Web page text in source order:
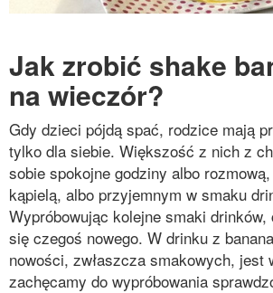
Jak zrobić shake
na wieczór?
Gdy dzieci pójdą spać, rodzice mają
tylko dla siebie. Większość z nich z
sobie spokojne godziny albo
kąpielą, albo przyjemnym w smaku
Wypróbowując kolejne smaki
się czegoś nowego. W drinku z
nowości, zwłaszcza smakowych, jest
zachęcamy do wypróbowania